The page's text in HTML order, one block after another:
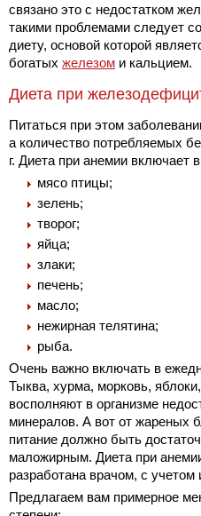
связано это с недостатком
такими проблемами следует
диету, основой которой
богатых железом и кальцием.
Диета при
Питаться при этом
а количество потребляемых
г. Диета при анемии
мясо птицы;
зелень;
творог;
яйца;
злаки;
печень;
масло;
нежирная телятина;
рыба.
Очень важно включать в
Тыква, хурма, морковь,
восполняют в организме
минералов. А вот от жареных
питание должно быть
маложирным. Диета при
разработана врачом, с учетом
Предлагаем вам примерное